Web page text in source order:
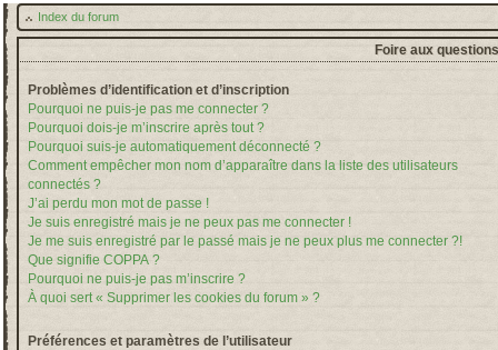
Index du forum
Foire aux
Problèmes d’identification et d’inscription
Pourquoi ne puis-je pas me connecter ?
Pourquoi dois-je m’inscrire après tout ?
Pourquoi suis-je automatiquement déconnecté ?
Comment empêcher mon nom d’apparaître dans la liste des utilisateurs
connectés ?
J’ai perdu mon mot de passe !
Je suis enregistré mais je ne peux pas me connecter !
Je me suis enregistré par le passé mais je ne peux plus me connecter ?!
Que signifie COPPA ?
Pourquoi ne puis-je pas m’inscrire ?
À quoi sert « Supprimer les cookies du forum » ?
Préférences et paramètres de l’utilisateur